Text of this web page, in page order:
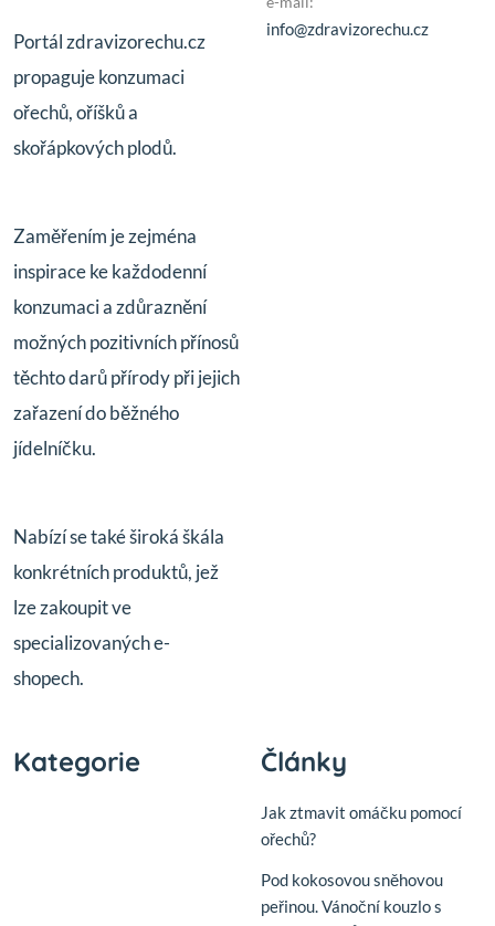
Portál zdravizorechu.cz
propaguje konzumaci
ořechů, oříšků a
skořápkových plodů.
Zaměřením je zejména
inspirace ke každodenní
konzumaci a zdůraznění
možných pozitivních přínosů
těchto darů přírody při jejich
zařazení do běžného
jídelníčku.
Nabízí se také široká škála
konkrétních produktů, jež
lze zakoupit ve
specializovaných e-
shopech.
info@zdravizorechu.cz
Kategorie Články
Jak ztmavit omáčku pomocí
ořechů?
Pod kokosovou sněhovou
peřinou. Vánoční kouzlo s